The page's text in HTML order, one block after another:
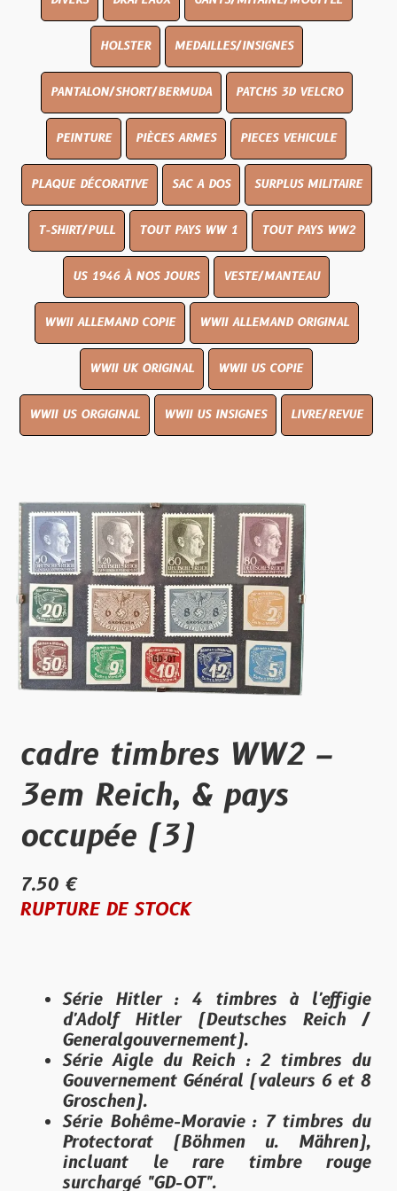
HOLSTER MEDAILLES/INSIGNES
PANTALON/SHORT/BERMUDA PATCHS 3D VELCRO
PEINTURE PIÈCES ARMES PIECES VEHICULE
PLAQUE DÉCORATIVE SAC A DOS SURPLUS MILITAIRE
T-SHIRT/PULL TOUT PAYS WW 1 TOUT PAYS WW2
US 1946 À NOS JOURS VESTE/MANTEAU
WWII ALLEMAND COPIE WWII ALLEMAND ORIGINAL
WWII UK ORIGINAL WWII US COPIE
WWII US ORGIGINAL WWII US INSIGNES LIVRE/REVUE
cadre timbres WW2 –
3em Reich, & pays
occupée (3)
7.50 €
RUPTURE DE STOCK
Série Hitler :4 timbres à l'effigie
d'Adolf Hitler (Deutsches Reich /
Generalgouvernement).
Série Aigle du Reich :2 timbres du
Gouvernement Général (valeurs 6 et 8
Groschen).
Série Bohême-Moravie :7 timbres du
Protectorat (Böhmen u. Mähren),
incluant le rare timbre rouge
surchargé "GD-OT".